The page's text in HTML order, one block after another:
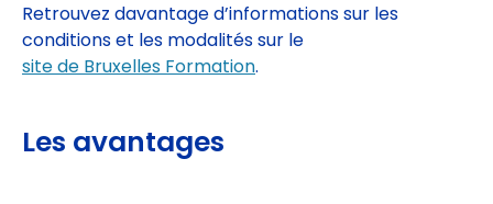
Retrouvez davantage d’informations sur les
conditions et les modalités sur le
site de Bruxelles Formation.
Les avantages